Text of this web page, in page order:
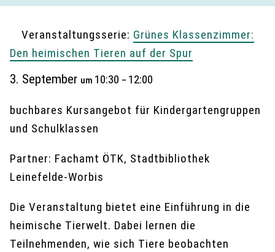
Veranstaltungsserie: Grünes Klassenzimmer:
Den heimischen Tieren auf der Spur
3. September um 10:30 – 12:00
buchbares Kursangebot für Kindergartengruppen
und Schulklassen
Partner: Fachamt ÖTK, Stadtbibliothek
Leinefelde-Worbis
Die Veranstaltung bietet eine Einführung in die
heimische Tierwelt. Dabei lernen die
Teilnehmenden, wie sich Tiere beobachten